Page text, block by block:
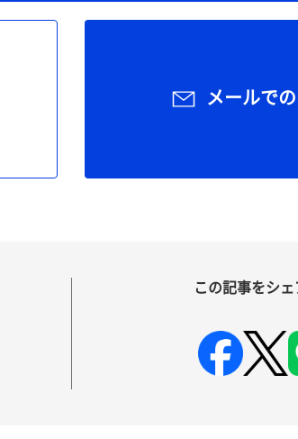
メールで
この記事をシ